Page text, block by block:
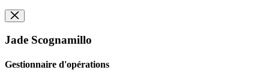
Jade Scognamillo
Gestionnaire d'opérations